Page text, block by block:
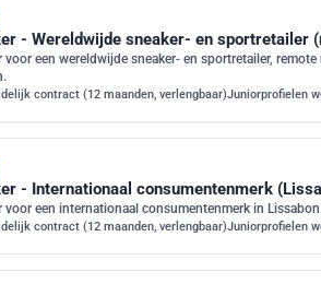
- Wereldwijde sneaker- en sportretailer
een wereldwijde sneaker- en sportretailer,
contract (12 maanden, verlengbaar)Juniorprofielen
- Internationaal consumentenmerk
voor een internationaal consumentenmerk in
contract (12 maanden, verlengbaar)Juniorprofielen